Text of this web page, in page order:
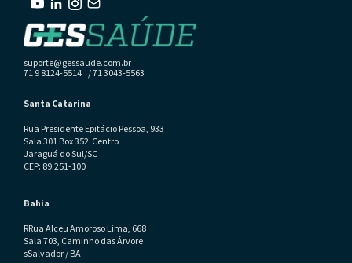
suporte@gessaude.com.br
71 9 8124-5514 / 71 3043-5563
Santa Catarina
Rua Presidente Epitácio Pessoa, 933
Sala 301 Box 352 Centro
Jaraguá do Sul/SC
CEP: 89.251-100
Bahia
RRua Alceu Amoroso Lima, 668
Sala 703, Caminho das Árvore
sSalvador / BA